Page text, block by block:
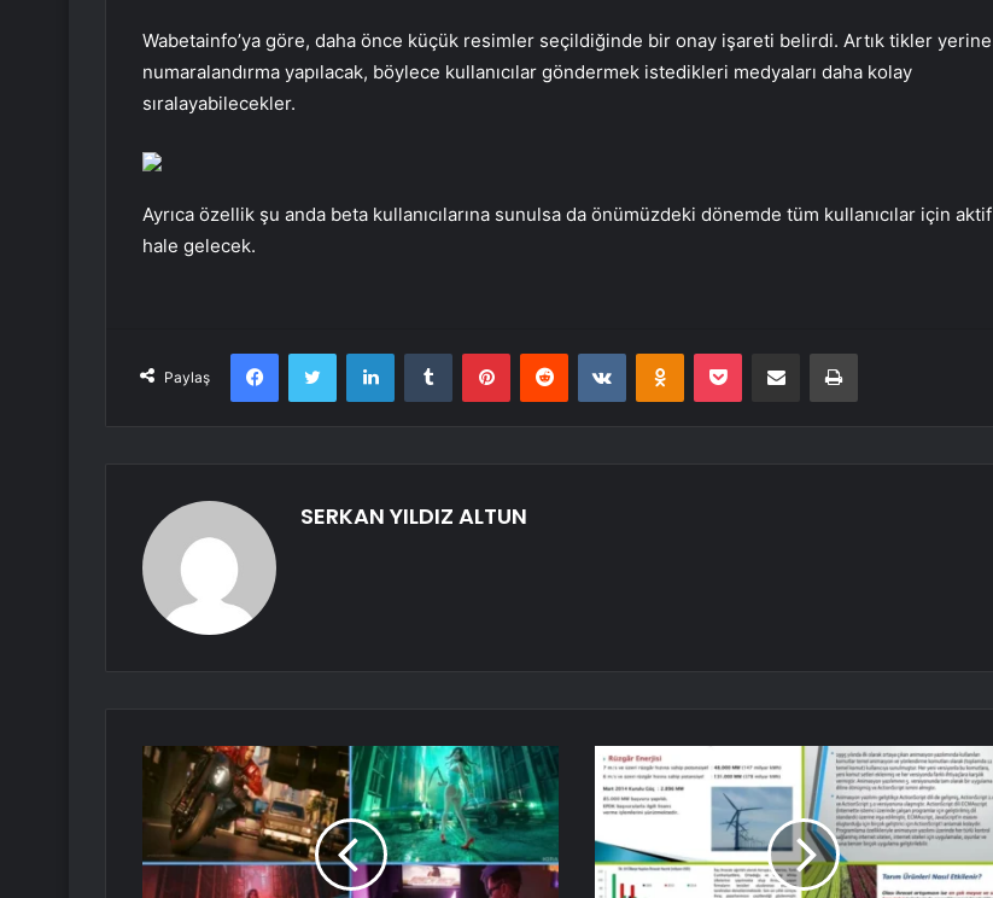
Wabetainfo’ya göre, daha önce küçük resimler seçildiğinde bir onay işareti belirdi. Artık tikler yerine
numaralandırma yapılacak, böylece kullanıcılar göndermek istedikleri medyaları daha kolay
sıralayabilecekler.
Ayrıca özellik şu anda beta kullanıcılarına sunulsa da önümüzdeki dönemde tüm kullanıcılar için aktif
hale gelecek.
Paylaş
FacebookTwitter LinkedInTumblr PinterestReddit VKontakteOdnoklassniki
Pocket E-Posta ile paylaş Yazdır
SERKAN YILDIZ ALTUN